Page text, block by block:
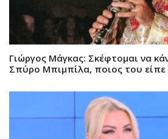
Γιώργος Μάγκας: Σκέφτομαι να
Σπύρο Μπιμπίλα, ποιος του είπε